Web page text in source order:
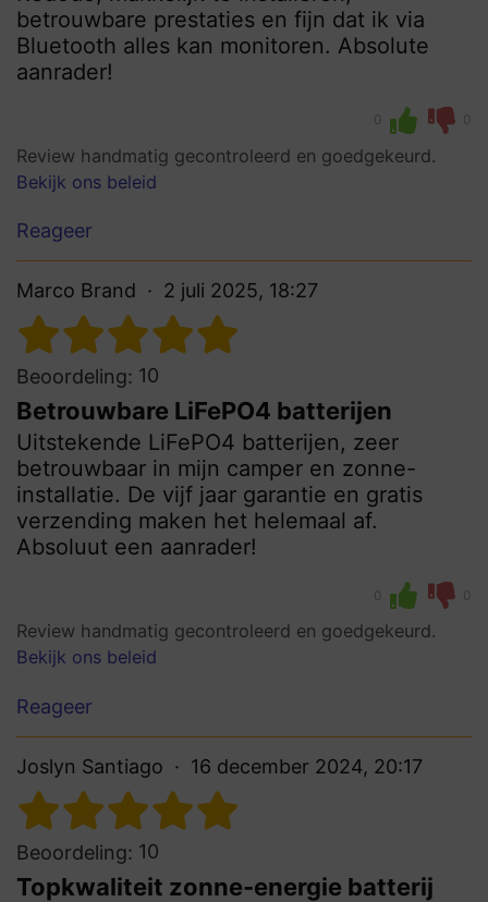
betrouwbare prestaties en fijn dat ik via
Bluetooth alles kan monitoren. Absolute
aanrader!
0 0
Review handmatig gecontroleerd en goedgekeurd.
Bekijk ons beleid
Reageer
Marco Brand 2 juli 2025, 18:27
Beoordeling: 10
Betrouwbare LiFePO4 batterijen
Uitstekende LiFePO4 batterijen, zeer
betrouwbaar in mijn camper en zonne-
installatie. De vijf jaar garantie en gratis
verzending maken het helemaal af.
Absoluut een aanrader!
0 0
Review handmatig gecontroleerd en goedgekeurd.
Bekijk ons beleid
Reageer
Joslyn Santiago 16 december 2024, 20:17
Beoordeling: 10
Topkwaliteit zonne-energie batterij